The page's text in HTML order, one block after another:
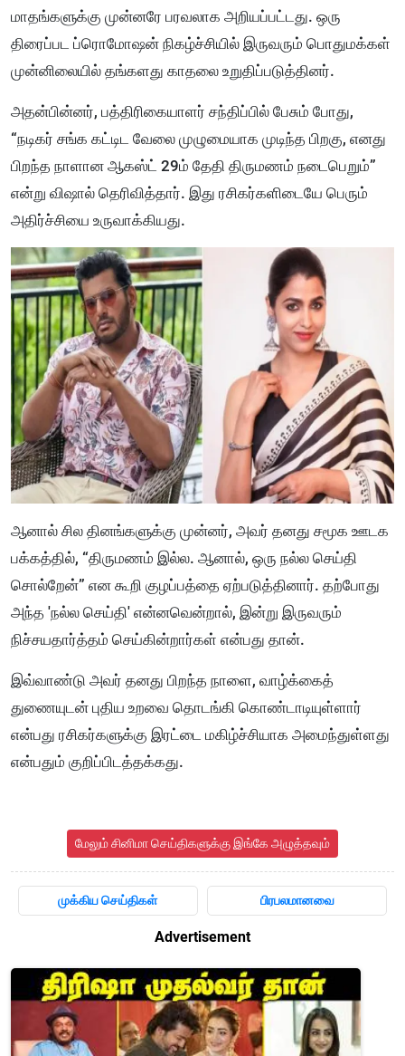
மாதங்களுக்கு முன்னரே பரவலாக அறியப்பட்டது. ஒரு
திரைப்பட ப்ரொமோஷன் நிகழ்ச்சியில் இருவரும் பொதுமக்கள்
முன்னிலையில் தங்களது காதலை உறுதிப்படுத்தினர்.
அதன்பின்னர், பத்திரிகையாளர் சந்திப்பில் பேசும் போது,
“நடிகர் சங்க கட்டிட வேலை முழுமையாக முடிந்த பிறகு, எனது
பிறந்த நாளான ஆகஸ்ட் 29ம் தேதி திருமணம் நடைபெறும்”
என்று விஷால் தெரிவித்தார். இது ரசிகர்களிடையே பெரும்
அதிர்ச்சியை உருவாக்கியது.
ஆனால் சில தினங்களுக்கு முன்னர், அவர் தனது சமூக ஊடக
பக்கத்தில், “திருமணம் இல்ல. ஆனால், ஒரு நல்ல செய்தி
சொல்றேன்” என கூறி குழப்பத்தை ஏற்படுத்தினார். தற்போது
அந்த 'நல்ல செய்தி' என்னவென்றால், இன்று இருவரும்
நிச்சயதார்த்தம் செய்கின்றார்கள் என்பது தான்.
இவ்வாண்டு அவர் தனது பிறந்த நாளை, வாழ்க்கைத்
துணையுடன் புதிய உறவை தொடங்கி கொண்டாடியுள்ளார்
என்பது ரசிகர்களுக்கு இரட்டை மகிழ்ச்சியாக அமைந்துள்ளது
என்பதும் குறிப்பிடத்தக்கது.
மேலும் சினிமா செய்திகளுக்கு இங்கே அழுத்தவும்
முக்கிய செய்திகள் பிரபலமானவை
Advertisement